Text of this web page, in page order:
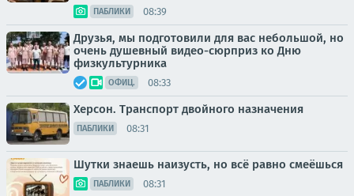
ПАБЛИКИ 08:39
Друзья, мы подготовили для вас небольшой, но
очень душевный видео-сюрприз ко Дню
физкультурника
ОФИЦ. 08:33
Херсон. Транспорт двойного назначения
ПАБЛИКИ 08:31
Шутки знаешь наизусть, но всё равно смеёшься
ПАБЛИКИ 08:31